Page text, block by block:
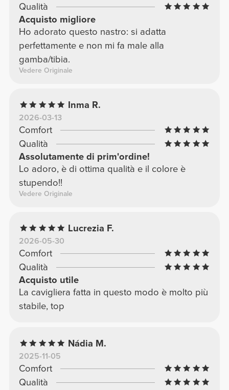
Qualità
Acquisto migliore
Ho adorato questo nastro: si adatta
perfettamente e non mi fa male alla
gamba/tibia.
Vedere Originale
Inma R.
2026-03-13
Comfort
Qualità
Assolutamente di prim'ordine!
Lo adoro, è di ottima qualità e il colore è
stupendo!!
Vedere Originale
Lucrezia F.
2026-05-30
Comfort
Qualità
Acquisto utile
La cavigliera fatta in questo modo è molto più
stabile, top
Nádia M.
2025-11-05
Comfort
Qualità